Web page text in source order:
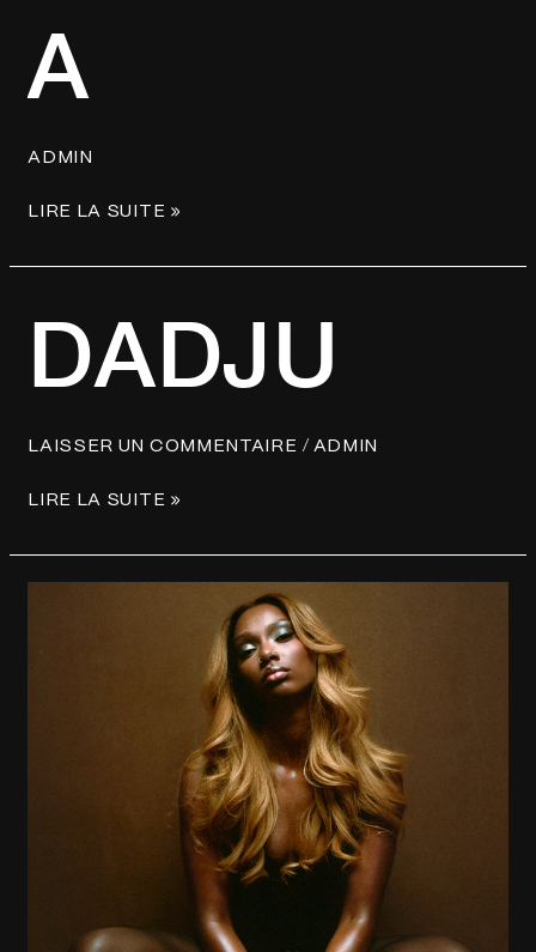
A
ADMIN
LIRE LA SUITE »
DADJU
LAISSER UN COMMENTAIRE / ADMIN
LIRE LA SUITE »